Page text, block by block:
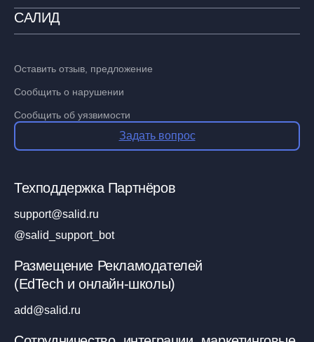
САЛИД
Оставить отзыв, предложение
Сообщить о нарушении
Сообщить об уязвимости
Задать вопрос
Техподдержка Партнёров
support@salid.ru
@salid_support_bot
Размещение Рекламодателей
(EdTech и онлайн-школы)
add@salid.ru